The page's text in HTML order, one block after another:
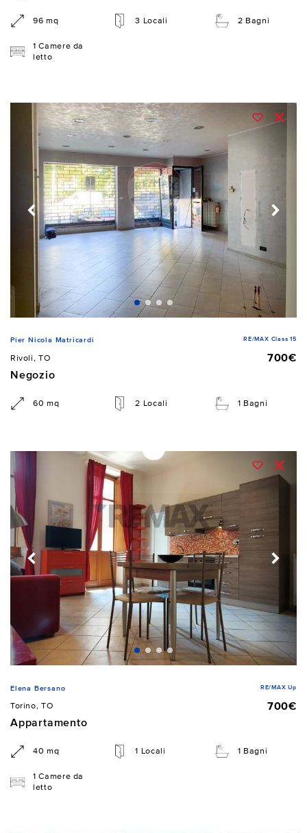
96 mq 3 Locali 2 Bagni
1 Camere da
letto
Pier Nicola Matricardi RE/MAX Class 15
Rivoli, TO
700€
Negozio
60 mq 2 Locali 1 Bagni
Elena Bersano RE/MAX Up
Torino, TO
700€
Appartamento
40 mq 1 Locali 1 Bagni
1 Camere da
letto